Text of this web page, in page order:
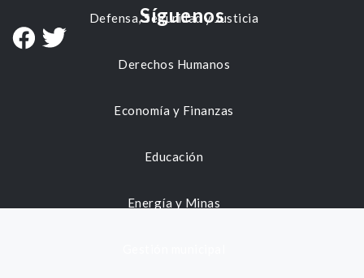
Defensa, Seguridad y Justicia
Derechos Humanos
Economía y Finanzas
Educación
Energía y Minas
Síguenos